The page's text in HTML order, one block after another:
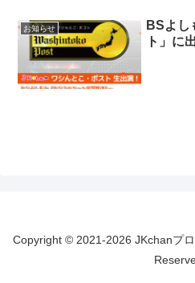
お知らせ
BSよし
ト」に
Copyright © 2021-2026 JKchanプ